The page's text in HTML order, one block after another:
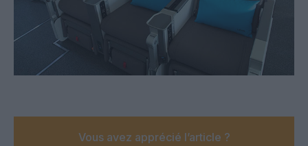
Vous avez apprécié l’article ?